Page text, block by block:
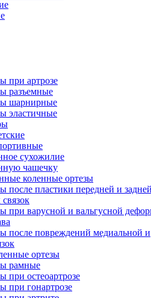
при артрозе
разъемные
шарнирные
эластичные
сухожилие
чашечку
коленные ортезы
после пластики передней и
при варусной и вальгусной
после повреждений медиальной и
ортезы
рамные
при остеоартрозе
при гонартрозе